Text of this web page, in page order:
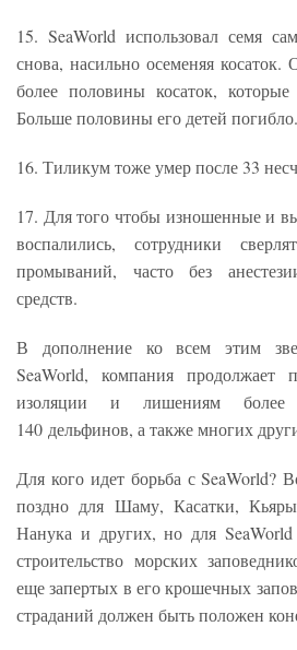
15. SeaWorld использовал семя
снова, насильно осеменяя косаток.
более половины косаток,
Больше половины его детей погибло.
16. Тиликум тоже умер после 33
17. Для того чтобы изношенные и
воспалились, сотрудники
промываний, часто без
средств.
В дополнение ко всем этим
SeaWorld, компания продолжает
изоляции и лишениям более
140 дельфинов, а также многих
Для кого идет борьба с SeaWorld?
поздно для Шаму, Касатки,
Нанука и других, но для
строительство морских
еще запертых в его крошечных
страданий должен быть положен